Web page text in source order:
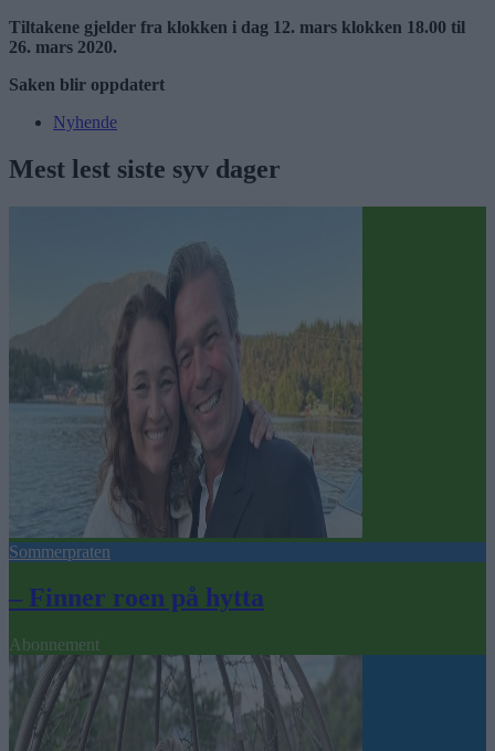
Tiltakene gjelder fra klokken i dag 12. mars klokken 18.00 til
26. mars 2020.
Saken blir oppdatert
Nyhende
Mest lest siste syv dager
Sommerpraten
– Finner roen på hytta
Abonnement